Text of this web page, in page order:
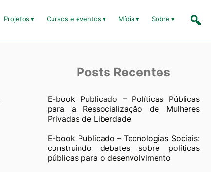
Projetos Cursos e eventos Mídia Sobre
Posts Recentes
E-book Publicado – Políticas Públicas
para a Ressocialização de Mulheres
Privadas de Liberdade
E-book Publicado – Tecnologias Sociais:
construindo debates sobre políticas
públicas para o desenvolvimento